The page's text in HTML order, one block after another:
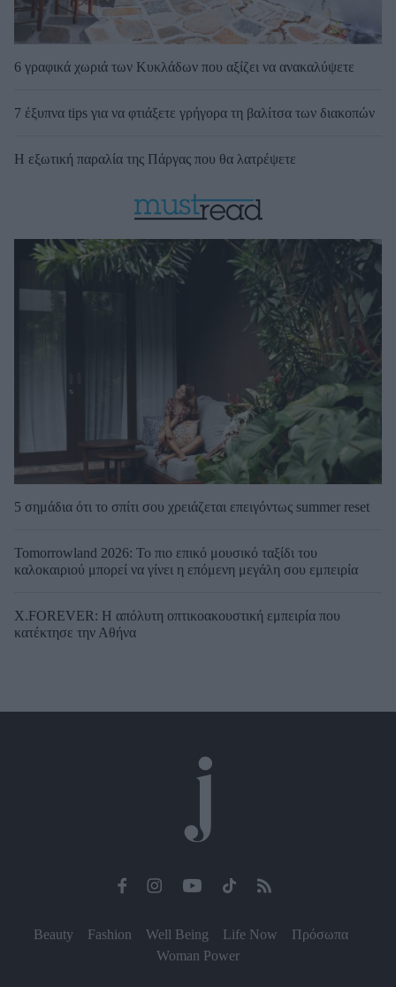
6 γραφικά χωριά των Κυκλάδων που αξίζει να ανακαλύψετε
7 έξυπνα tips για να φτιάξετε γρήγορα τη βαλίτσα των διακοπών
Η εξωτική παραλία της Πάργας που θα λατρέψετε
5 σημάδια ότι το σπίτι σου χρειάζεται επειγόντως summer reset
Tomorrowland 2026: Το πιο επικό μουσικό ταξίδι του
καλοκαιριού μπορεί να γίνει η επόμενη μεγάλη σου εμπειρία
X.FOREVER: Η απόλυτη οπτικοακουστική εμπειρία που
κατέκτησε την Αθήνα
Beauty Fashion Well Being Life Now
Πρόσωπα
Woman Power